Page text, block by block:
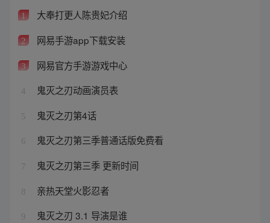
1 大奉打更人陈贵妃介绍
2 网易手游app下载安装
3 网易官方手游游戏中心
4 鬼灭之刃动画演员表
5 鬼灭之刃第4话
6 鬼灭之刃第三季普通话版免费看
7 鬼灭之刃第三季 更新时间
8 亲热天堂火影忍者
9 鬼灭之刃 3.1 导演是谁